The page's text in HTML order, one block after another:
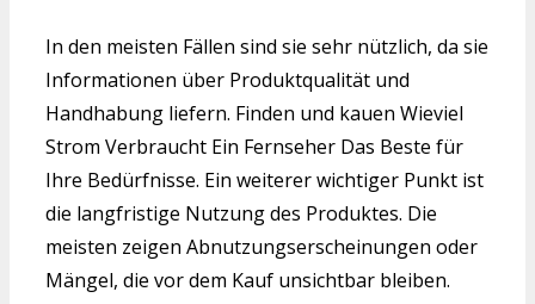
In den meisten Fällen sind sie sehr nützlich, da sie
Informationen über Produktqualität und
Handhabung liefern. Finden und kauen Wieviel
Strom Verbraucht Ein Fernseher Das Beste für
Ihre Bedürfnisse. Ein weiterer wichtiger Punkt ist
die langfristige Nutzung des Produktes. Die
meisten zeigen Abnutzungserscheinungen oder
Mängel, die vor dem Kauf unsichtbar bleiben.